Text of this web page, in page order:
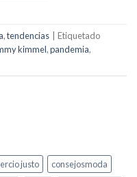
,tendencias
Etiquetado
kimmel,pandemia,
justo
consejosmoda